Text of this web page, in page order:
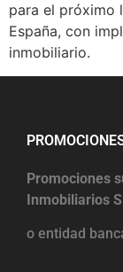
para el próximo
España, con
inmobiliario.
Promociones
Inmobiliarios
o entidad